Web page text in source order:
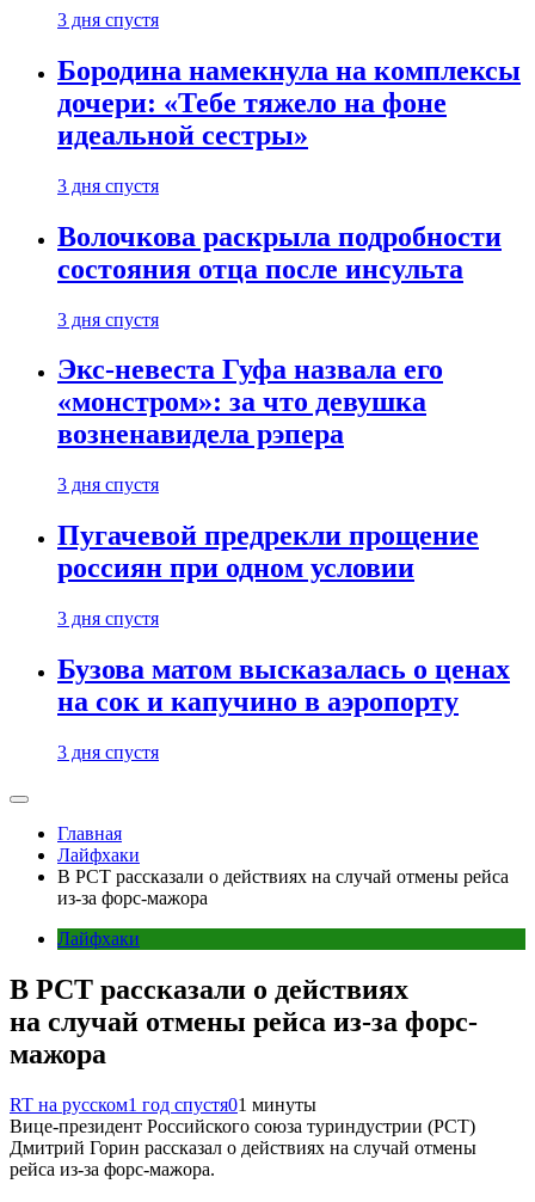
3 дня спустя
Бородина намекнула на комплексы
дочери: «Тебе тяжело на фоне
идеальной сестры»
3 дня спустя
Волочкова раскрыла подробности
состояния отца после инсульта
3 дня спустя
Экс-невеста Гуфа назвала его
«монстром»: за что девушка
возненавидела рэпера
3 дня спустя
Пугачевой предрекли прощение
россиян при одном условии
3 дня спустя
Бузова матом высказалась о ценах
на сок и капучино в аэропорту
3 дня спустя
Главная
Лайфхаки
В РСТ рассказали о действиях на случай отмены рейса
из-за форс-мажора
Лайфхаки
В РСТ рассказали о действиях
на случай отмены рейса из-за форс-
мажора
RT на русском1 год спустя01 минуты
Вице-президент Российского союза туриндустрии (РСТ)
Дмитрий Горин рассказал о действиях на случай отмены
рейса из-за форс-мажора.